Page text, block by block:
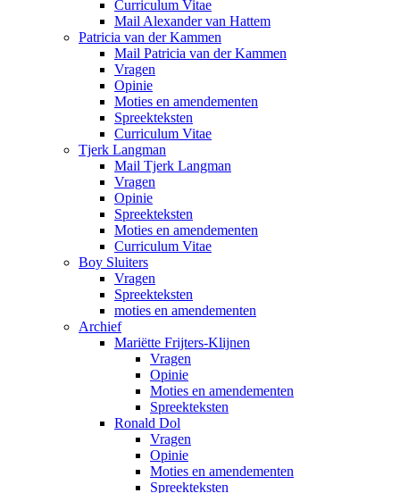
Curriculum Vitae
Mail Alexander van Hattem
Patricia van der Kammen
Mail Patricia van der Kammen
Vragen
Opinie
Moties en amendementen
Spreekteksten
Curriculum Vitae
Tjerk Langman
Mail Tjerk Langman
Vragen
Opinie
Spreekteksten
Moties en amendementen
Curriculum Vitae
Boy Sluiters
Vragen
Spreekteksten
moties en amendementen
Archief
Mariëtte Frijters-Klijnen
Vragen
Opinie
Moties en amendementen
Spreekteksten
Ronald Dol
Vragen
Opinie
Moties en amendementen
Spreekteksten